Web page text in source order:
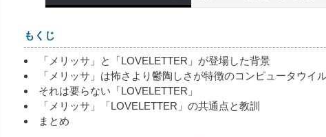
もくじ
「メリッサ」と「LOVELETTER」が登場した背景
「メリッサ」は怖さより鬱陶しさが特徴のコンピュータウイ
それは要らない「LOVELETTER」
「メリッサ」「LOVELETTER」の共通点と教訓
まとめ